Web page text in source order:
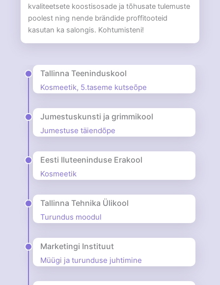
kvaliteetsete koostisosade ja tõhusate tulemuste
poolest ning nende brändide proffitooteid
kasutan ka salongis. Kohtumisteni!
Tallinna Teeninduskool
Kosmeetik, 5.taseme kutseõpe
Jumestuskunsti ja grimmikool
Jumestuse täiendõpe
Eesti Iluteeninduse Erakool
Kosmeetik
Tallinna Tehnika Ülikool
Turundus moodul
Marketingi Instituut
Müügi ja turunduse juhtimine